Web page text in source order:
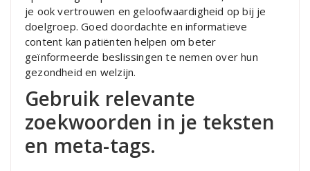
je ook vertrouwen en geloofwaardigheid op bij je
doelgroep. Goed doordachte en informatieve
content kan patiënten helpen om beter
geïnformeerde beslissingen te nemen over hun
gezondheid en welzijn.
Gebruik relevante
zoekwoorden in je teksten
en meta-tags.